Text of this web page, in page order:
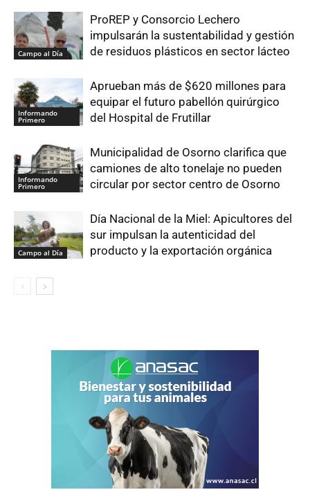
Campo al Día
ProREP y Consorcio Lechero
impulsarán la sustentabilidad y gestión
de residuos plásticos en sector lácteo
Informando
Primero
Aprueban más de $620 millones para
equipar el futuro pabellón quirúrgico
del Hospital de Frutillar
Informando
Primero
Municipalidad de Osorno clarifica que
camiones de alto tonelaje no pueden
circular por sector centro de Osorno
Campo al Día
Día Nacional de la Miel: Apicultores del
sur impulsan la autenticidad del
producto y la exportación orgánica